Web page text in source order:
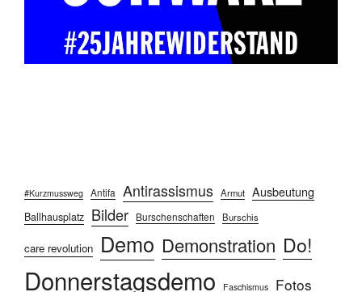
#Kurzmussweg Antifa Antirassismus Armut Ausbeutung
Ballhausplatz Bilder Burschenschaften Burschis
care revolution Demo Demonstration Do!
Donnerstagsdemo Faschismus Fotos